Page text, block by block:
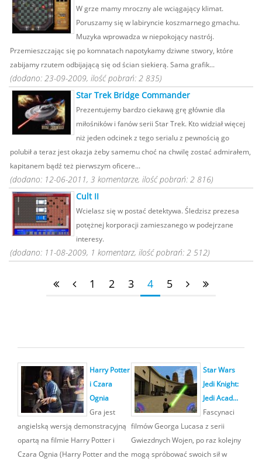
W grze mamy mroczny ale wciągający klimat.
Poruszamy się w labiryncie koszmarnego gmachu.
Muzyka wprowadza w niepokojący nastrój.
Przemieszczając się po komnatach napotykamy dziwne stwory, które
zabijamy rzutem odbijającą się od ścian siekierą. Sama grafik...
(dodano: 23-09-2009, ilość pobrań: 2 835)
Star Trek Bridge Commander
Prezentujemy bardzo ciekawą grę głównie dla
miłośników i fanów serii Star Trek. Kto widział więcej
niż jeden odcinek z tego serialu z pewnością go
polubił a teraz jest okazja żeby samemu choć na chwilę zostać admirałem,
kapitanem bądź też pierwszym oficere...
(dodano: 12-06-2011, 3 komentarze, ilość pobrań: 2 816)
Cult II
Wcielasz się w postać detektywa. Śledzisz prezesa
potężnej korporacji zamieszanego w podejrzane
interesy.
(dodano: 11-08-2009, 1 komentarz, ilość pobrań: 2 512)
1 2 3 4 5
Harry Potter
i Czara
Ognia
Gra jest
angielską wersją demonstracyjną
opartą na filmie Harry Potter i
Czara Ognia (Harry Potter and the
Star Wars
Jedi Knight:
Jedi Acad...
Fascynaci
filmów Georga Lucasa z serii
Gwiezdnych Wojen, po raz kolejny
mogą spróbować swoich sił w